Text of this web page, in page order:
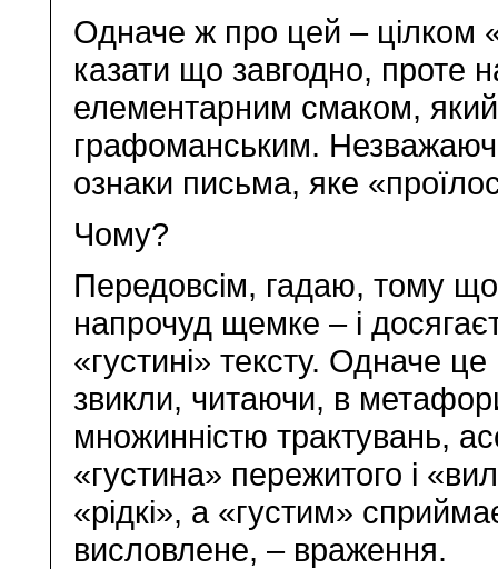
Одначе ж про цей – цілком
казати що завгодно, проте
елементарним смаком, який
графоманським.
ознаки письма, яке
Чому?
Передовсім, гадаю, тому
напрочуд щемке – і
«густині» тексту. Одначе
звикли, читаючи, в
множинністю трактувань,
«густина» пережитого і
«рідкі», а «густим»
висловлене, – враження.